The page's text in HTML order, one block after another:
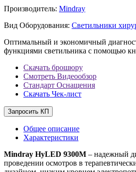
Производитель: Mindray
Вид Оборудования: Светильники
Оптимальный и экономичный
функциями светильника с помощью
Скачать брошюру
Смотреть Видеообзор
Стандарт Оснащения
Скачать Чек-лист
Запросить КП
Общее описание
Характеристики
Mindray HyLED 9300М – надежный
проведении осмотров в